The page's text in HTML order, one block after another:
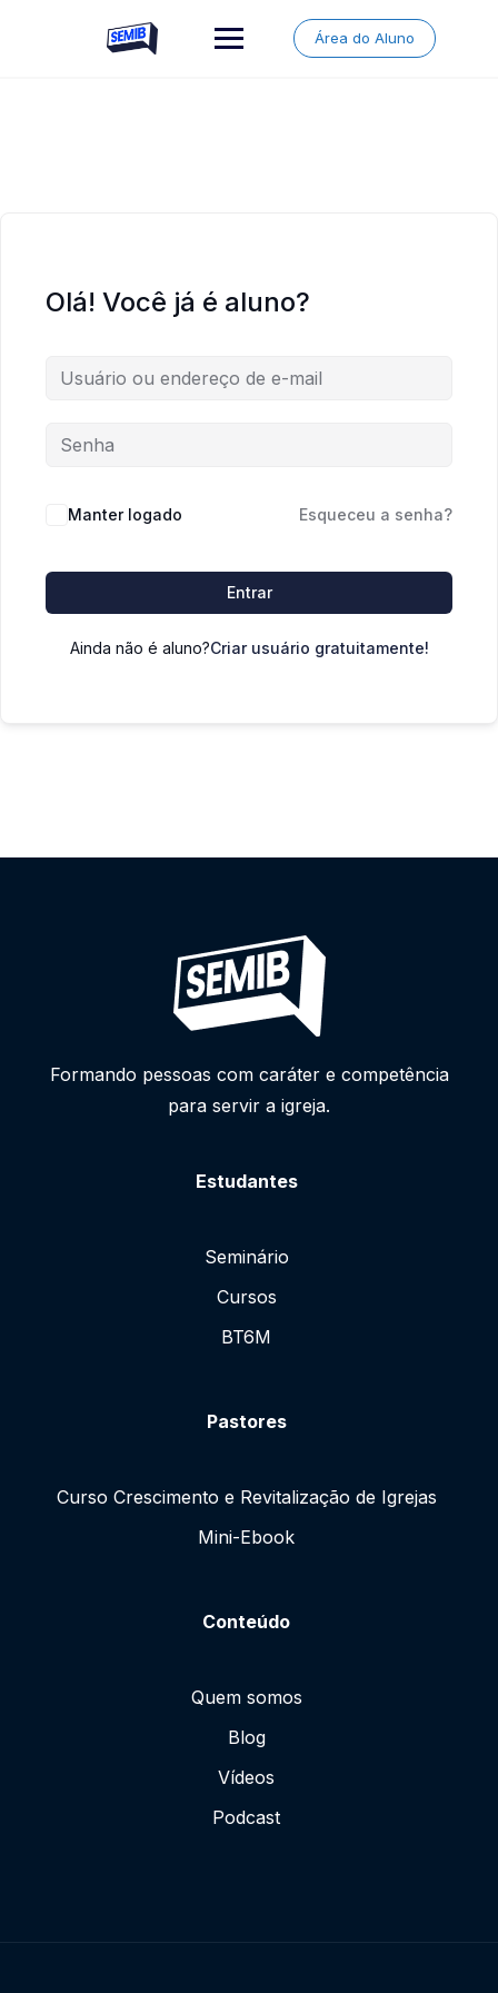
Área do Aluno
Olá! Você já é aluno?
Manter logado Esqueceu a senha?
Entrar
Ainda não é aluno?Criar usuário gratuitamente!
Formando pessoas com caráter e competência
para servir a igreja.
Estudantes
Seminário
Cursos
BT6M
Pastores
Curso Crescimento e Revitalização de Igrejas
Mini-Ebook
Conteúdo
Quem somos
Blog
Vídeos
Podcast